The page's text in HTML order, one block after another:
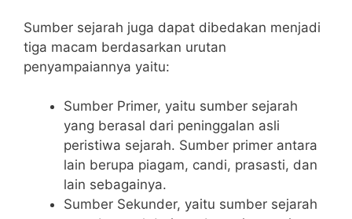
Sumber sejarah juga dapat dibedakan menjadi
tiga macam berdasarkan urutan
penyampaiannya yaitu:
Sumber Primer, yaitu sumber sejarah
yang berasal dari peninggalan asli
peristiwa sejarah. Sumber primer antara
lain berupa piagam, candi, prasasti, dan
lain sebagainya.
Sumber Sekunder, yaitu sumber sejarah